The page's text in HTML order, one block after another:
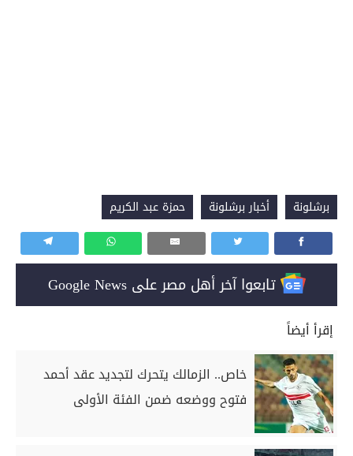
برشلونة أخبار برشلونة حمزة عبد الكريم
تابعوا آخر أهل مصر على Google News
إقرأ أيضاً
خاص.. الزمالك يتحرك لتجديد عقد أحمد
فتوح ووضعه ضمن الفئة الأولى